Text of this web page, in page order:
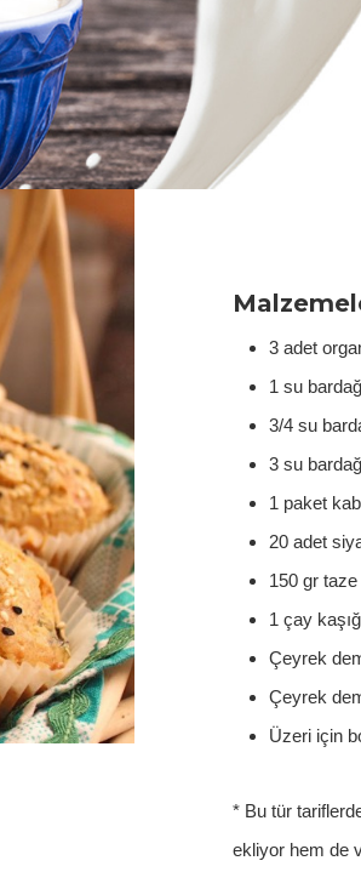
3 adet
1 su
3/4 su
3 su
1 paket
20 adet
150 gr
1 çay
Çeyrek
Çeyrek
Üzeri için
* Bu tür
ekliyor hem de